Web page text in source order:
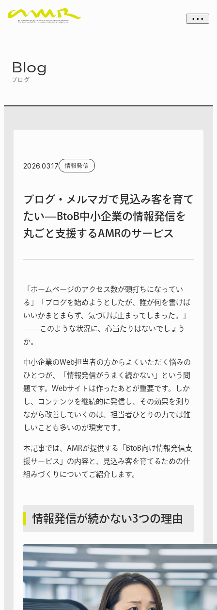
• • •
Blog
ブログ
2026.03.17 情報発信
ブログ・メルマガで見込み客を育て
たい—BtoB中小企業の情報発信を
丸ごと支援するAMRのサービス
「ホームページのアクセス数が頭打ちになってい
る」「ブログを始めようとしたが、誰が何を書けば
いいかまとまらず、気づけば止まってしまった。」
——このような状況に、心当たりはないでしょう
か。
中小企業のWeb担当者の方からよくいただく悩みの
ひとつが、「情報発信がうまく続かない」という問
題です。Webサイトは作ったあとが重要です。しか
し、コンテンツを継続的に発信し、その効果を測り
ながら改善していくのは、担当者ひとりの力では難
しいことも多いのが現実です。
本記事では、AMRが提供する「BtoB向け情報発信支
援サービス」の内容と、見込み客を育てるための仕
組みづくりについてご紹介します。
情報発信が続かない3つの理由